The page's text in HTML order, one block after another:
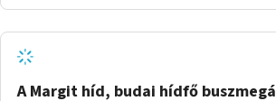
A Margit híd, budai hídfő